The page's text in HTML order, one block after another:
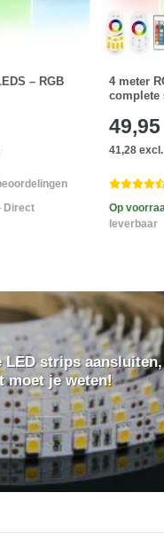
– RGB
4 meter
complete
49,95
41,28
Op
leverbaar
LED strips aansluiten,
moet je weten!